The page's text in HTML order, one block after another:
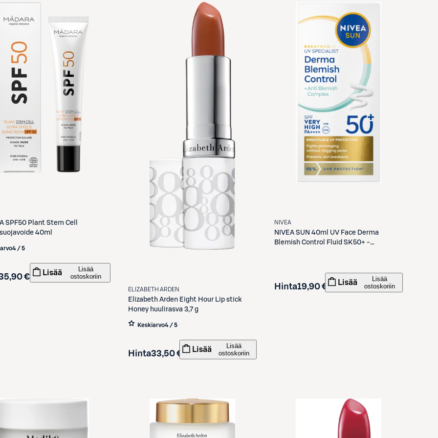
SPF50 Plant Stem Cell
40ml
4 / 5
€ Lisää
Lisää
ostoskoriin
ELIZABETH ARDEN
Elizabeth Arden Eight Hour Lip stick
Honey huulirasva 3,7 g
Keskiarvo4 / 5
Hinta33,50 € Lisää
Lisää
ostoskoriin
NIVEA
NIVEA SUN 40ml UV Face Derma
Blemish Control Fluid SK50+ -
Hinta19,90 € Lisää
Lisää
ostoskoriin